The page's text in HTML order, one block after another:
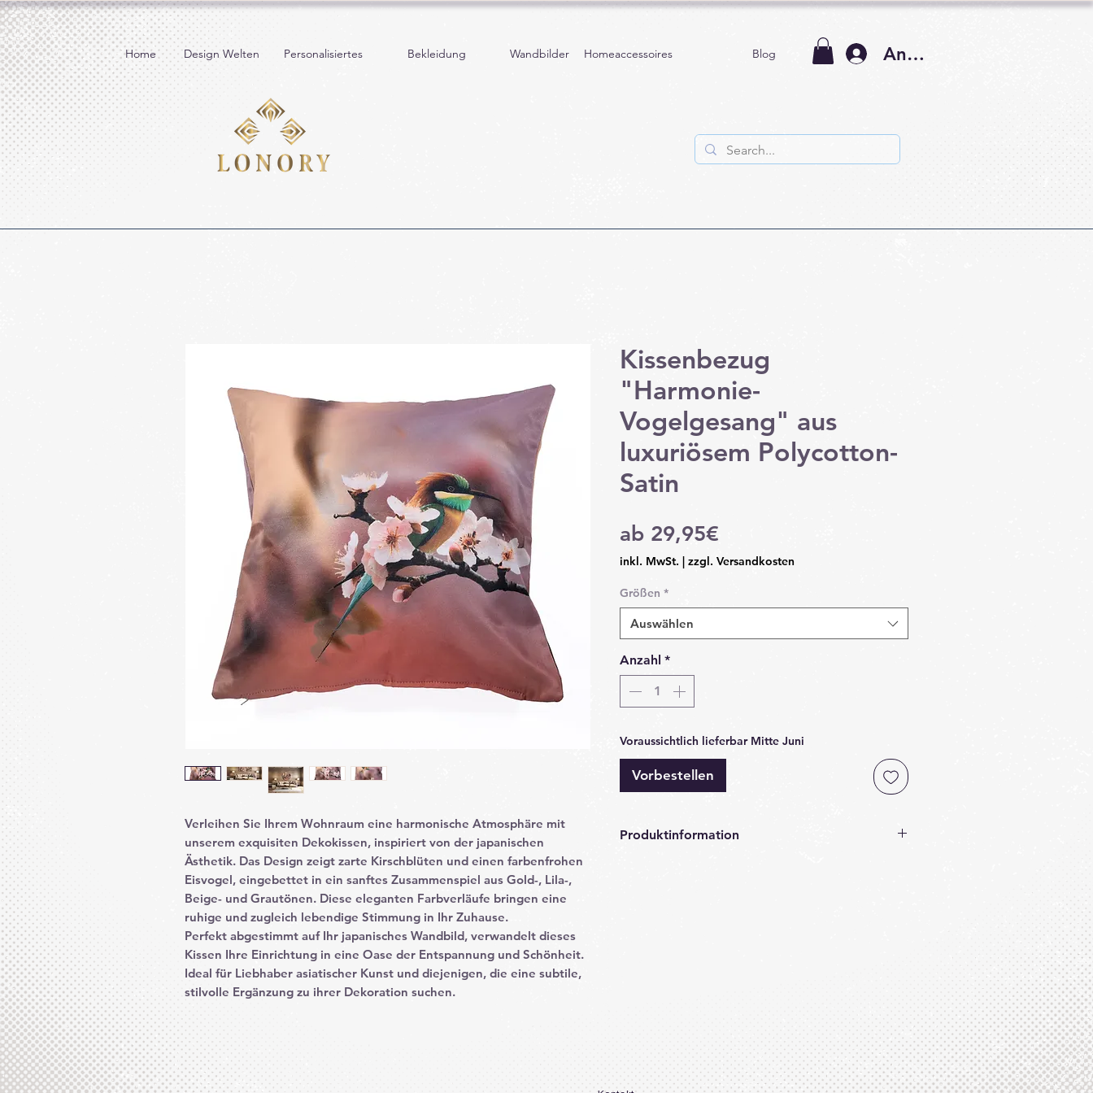
Home Design Welten Personalisiertes Bekleidung Wandbilder Homeaccessoires Blog Anmelden
Verleihen Sie Ihrem Wohnraum eine harmonische Atmosphäre mit
unserem exquisiten Dekokissen, inspiriert von der japanischen
Ästhetik. Das Design zeigt zarte Kirschblüten und einen farbenfrohen
Eisvogel, eingebettet in ein sanftes Zusammenspiel aus Gold-, Lila-,
Beige- und Grautönen. Diese eleganten Farbverläufe bringen eine
ruhige und zugleich lebendige Stimmung in Ihr Zuhause.
Perfekt abgestimmt auf Ihr japanisches Wandbild, verwandelt dieses
Kissen Ihre Einrichtung in eine Oase der Entspannung und Schönheit.
Ideal für Liebhaber asiatischer Kunst und diejenigen, die eine subtile,
stilvolle Ergänzung zu ihrer Dekoration suchen.
Kissenbezug
"Harmonie-
Vogelgesang" aus
luxuriösem Polycotton-
Satin
ab 29,95€
Preis
inkl. MwSt. zzgl. Versandkosten
Größen *
Auswählen
Anzahl *
Voraussichtlich lieferbar Mitte Juni
Vorbestellen
Produktinformation
Langlebigkeit: Polyester sorgt für
Strapazierfähigkeit und erhöht die